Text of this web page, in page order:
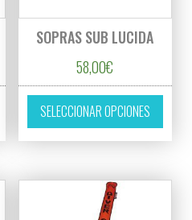
Este producto tiene múltiples variantes.
SOPRAS SUB LUCIDA
58,00€
SELECCIONAR OPCIONES
Este